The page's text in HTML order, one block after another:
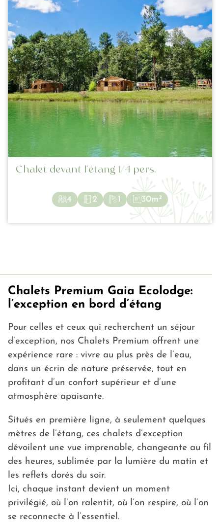
Chalet devant l’étang 1/4 pers.
4 2 1 30m²
Chalets Premium Gaia Ecolodge:
l’exception en bord d’étang
Pour celles et ceux qui recherchent un séjour
d’exception, nos Chalets Premium offrent une
expérience rare : vivre au plus près de l’eau,
dans un écrin de nature préservée, tout en
profitant d’un confort supérieur et d’une
atmosphère apaisante.
Situés en première ligne, à seulement quelques
mètres de l’étang, ces chalets d’exception
dévoilent une vue imprenable, changeante au fil
des heures, sublimée par la lumière du matin et
les reflets dorés du soir.
Ici, chaque instant devient un moment
privilégié, où l’on ralentit, où l’on respire, où l’on
se reconnecte à l’essentiel.